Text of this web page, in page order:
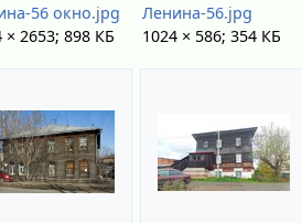
56 окно.jpg
× 2653; 898 КБ
Ленина-56.jpg
1024 × 586; 354 КБ